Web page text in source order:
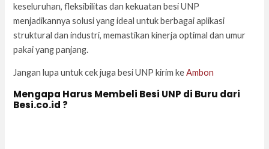
keseluruhan, fleksibilitas dan kekuatan besi UNP
menjadikannya solusi yang ideal untuk berbagai aplikasi
struktural dan industri, memastikan kinerja optimal dan umur
pakai yang panjang.
Jangan lupa untuk cek juga besi UNP kirim keAmbon
Mengapa Harus Membeli Besi UNP di Buru dari
Besi.co.id ?